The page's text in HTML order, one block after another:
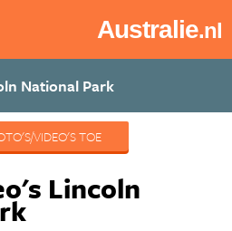
Australie.nl
VIDEO'S TOE
Lincoln